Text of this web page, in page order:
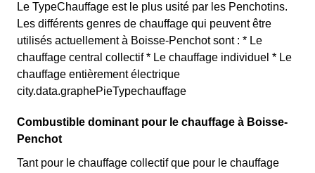
Le TypeChauffage est le plus usité par les Penchotins.
Les différents genres de chauffage qui peuvent être
utilisés actuellement à Boisse-Penchot sont : * Le
chauffage central collectif * Le chauffage individuel * Le
chauffage entièrement électrique
city.data.graphePieTypechauffage
Combustible dominant pour le chauffage à Boisse-
Penchot
Tant pour le chauffage collectif que pour le chauffage